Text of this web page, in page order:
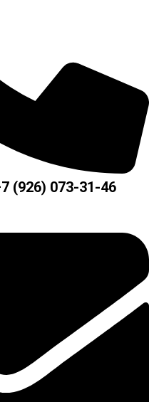
(926) 073-31-46